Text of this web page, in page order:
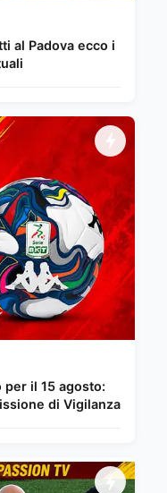
al Padova ecco i
il 15 agosto:
di Vigilanza